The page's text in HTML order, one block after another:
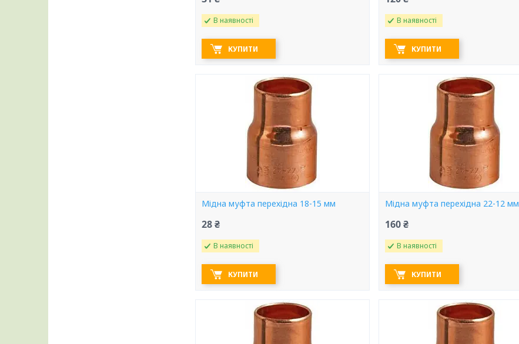
В наявності
КУПИТИ
В наявності
КУПИТИ
Мідна муфта перехідна 18-15 мм
28 ₴
В наявності
КУПИТИ
Мідна муфта перехідна 22-12 мм
160 ₴
В наявності
КУПИТИ